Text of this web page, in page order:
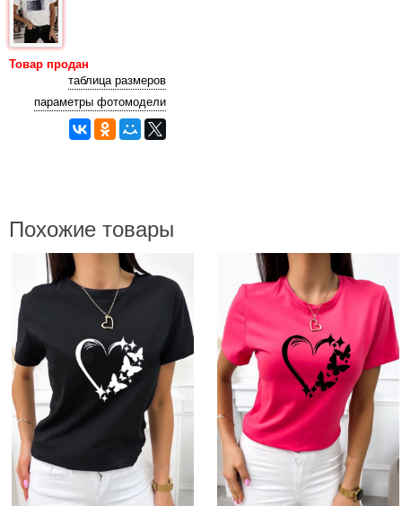
Товар продан
таблица размеров
параметры фотомодели
Похожие товары